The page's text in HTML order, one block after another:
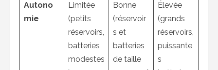
Autono
mie
Limitée
(petits
réservoirs,
batteries
modestes
Bonne
(réservoir
s et
batteries
de taille
Élevée
(grands
réservoirs,
puissante
s